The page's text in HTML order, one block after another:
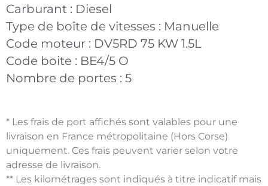
Carburant : Diesel
Type de boîte de vitesses : Manuelle
Code moteur : DV5RD 75 KW 1.5L
Code boite : BE4/5 O
Nombre de portes : 5
* Les frais de port affichés sont valables pour une
livraison en France métropolitaine (Hors Corse)
uniquement. Ces frais peuvent varier selon votre
adresse de livraison.
** Les kilométrages sont indiqués à titre indicatif mais